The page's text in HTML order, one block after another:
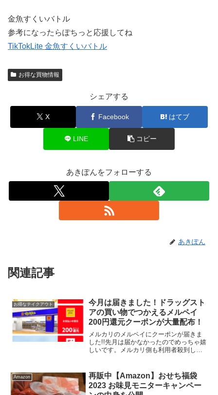
金魚すくいバトル
参考になったらぽちっと応援してね
TikTokLite 金魚すくいバトル
お得な買物情報
シェアする
X Facebook はてブ
LINE コピー
あきぽんをフォローする
あきぽん
関連記事
お得なテイクアウト
今月は届きました！ドラッグスト
アの買い物でつかえるメルペイ
200円還元クーポンが大量配布！
メルカリのメルペイにクーポンが届きま
した!!先月は届かなかったのでめっちゃ嬉
しいです。メルカリ側も利用者殺到しな
たりんごさんも届いたかな？先月来なか
った方はご確認くだ...
Amazon
再販中【Amazon】おせち福袋
2023 お味見モニターキャンペー